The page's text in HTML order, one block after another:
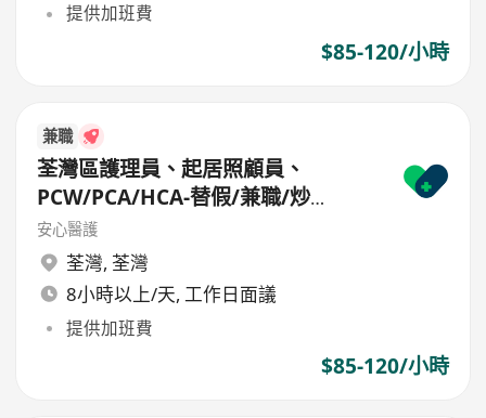
提供加班費
$85-120/小時
兼職
荃灣區護理員、起居照顧員、
PCW/PCA/HCA-替假/兼職/炒
散/freelance/parttime
安心醫護
荃灣, 荃灣
8小時以上/天, 工作日面議
提供加班費
$85-120/小時